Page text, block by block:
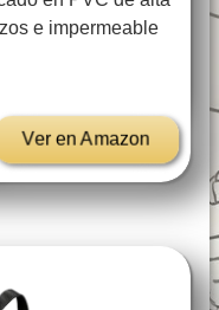
e impermeable
Ver en Amazon